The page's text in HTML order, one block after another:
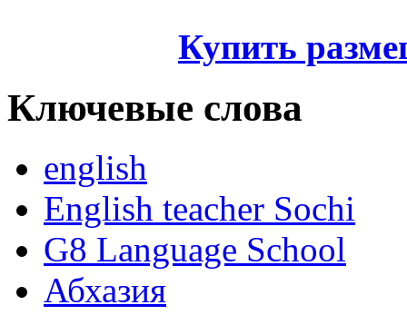
Купить
Ключевые слова
english
English teacher Sochi
G8 Language School
Абхазия